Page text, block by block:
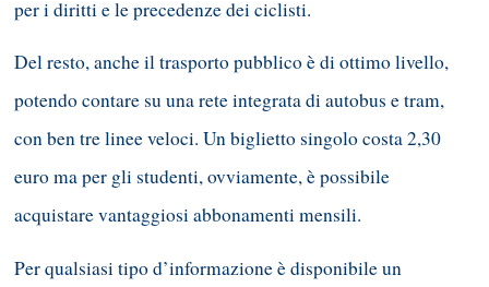
per i diritti e le precedenze dei ciclisti.
Del resto, anche il trasporto pubblico è di ottimo livello,
potendo contare su una rete integrata di autobus e tram,
con ben tre linee veloci. Un biglietto singolo costa 2,30
euro ma per gli studenti, ovviamente, è possibile
acquistare vantaggiosi abbonamenti mensili.
Per qualsiasi tipo d’informazione è disponibile un